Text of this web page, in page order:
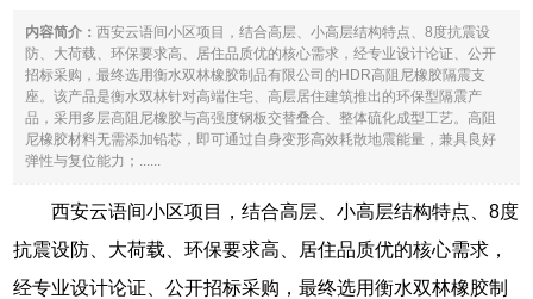
内容简介：西安云语间小区项目，结合高层、小高层结构特点、8度抗震设
防、大荷载、环保要求高、居住品质优的核心需求，经专业设计论证、公开
招标采购，最终选用衡水双林橡胶制品有限公司的HDR高阻尼橡胶隔震支
座。该产品是衡水双林针对高端住宅、高层居住建筑推出的环保型隔震产
品，采用多层高阻尼橡胶与高强度钢板交替叠合、整体硫化成型工艺。高阻
尼橡胶材料无需添加铅芯，即可通过自身变形高效耗散地震能量，兼具良好
弹性与复位能力；......
西安云语间小区项目，结合高层、小高层结构特点、8度
抗震设防、大荷载、环保要求高、居住品质优的核心需求，
经专业设计论证、公开招标采购，最终选用衡水双林橡胶制